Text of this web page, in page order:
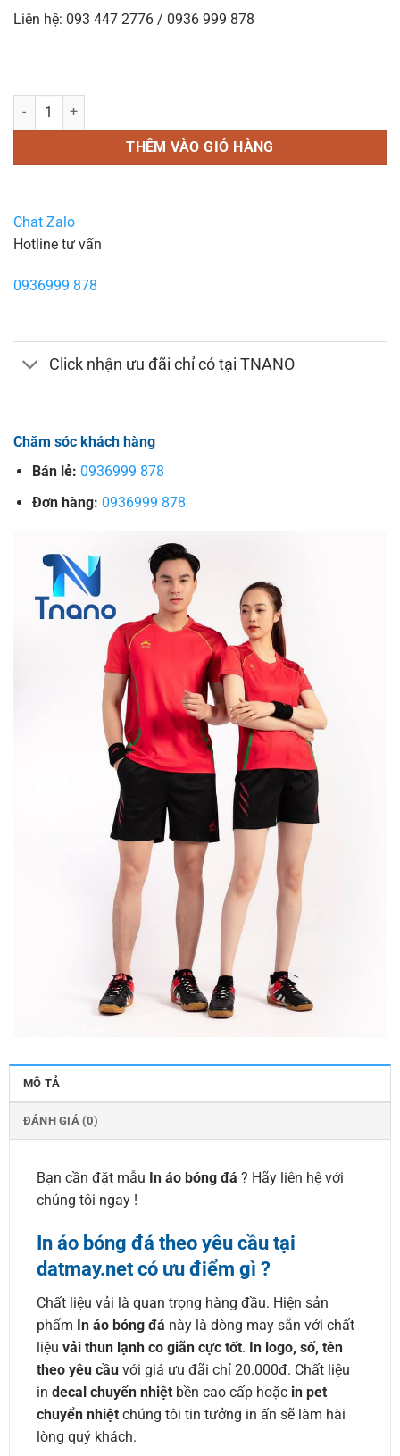
Liên hệ: 093 447 2776 / 0936 999 878
In áo bóng đá B59 trắng số lượng
THÊM VÀO GIỎ HÀNG
Chat Zalo
Hotline tư vấn
0936999 878
Click nhận ưu đãi chỉ có tại TNANO
Chăm sóc khách hàng
Bán lẻ: 0936999 878
Đơn hàng: 0936999 878
MÔ TẢ
ĐÁNH GIÁ (0)
Bạn cần đặt mẫu In áo bóng đá ? Hãy liên hệ với
chúng tôi ngay !
In áo bóng đá theo yêu cầutại
datmay.net có ưu điểm gì ?
Chất liệu vải là quan trọng hàng đầu. Hiện sản
phẩm In áo bóng đá này là dòng may sẵn với chất
liệu vải thun lạnh co giãn cực tốt. In logo, số, tên
theo yêu cầuvới giá ưu đãi chỉ 20.000đ. Chất liệu
in decal chuyển nhiệtbền cao cấp hoặc in pet
chuyển nhiệtchúng tôi tin tưởng in ấn sẽ làm hài
lòng quý khách.